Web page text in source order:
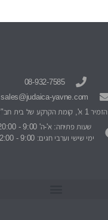
08-932-7585
sales@judaica-yavne.com
הזמיר 1 א', קומת הקרקע של בית חב"ד יבנה
שעות פתיחה: א'-ה' 9:00 - 20:00
ימי שישי וערבי חגים: 9:00 - 12:00